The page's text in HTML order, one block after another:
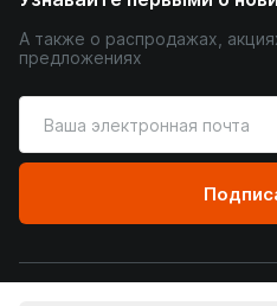
А также о распродажах,
предложениях
ваш
адрес
почты